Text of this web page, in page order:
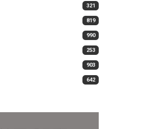
321
819
990
253
903
642